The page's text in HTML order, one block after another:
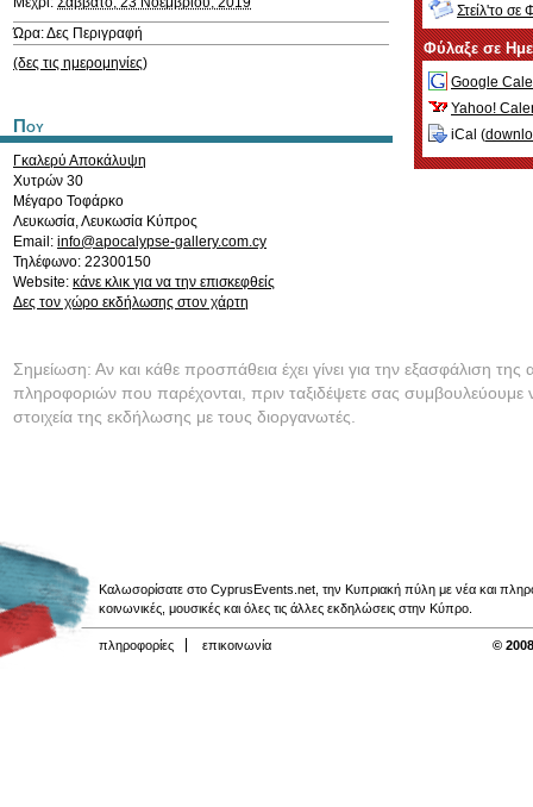
Ώρα: Δες Περιγραφή
(δες τις ημερομηνίες)
Που
Γκαλερύ Αποκάλυψη
Χυτρών 30
Μέγαρο Τοφάρκο
Λευκωσία,Λευκωσία Κύπρος
Email: info@apocalypse-gallery.com.cy
Τηλέφωνο: 22300150
Website: κάνε κλικ για να την επισκεφθείς
Δες τον χώρο εκδήλωσης στον χάρτη
Στείλ'το σε
Φύλαξε σε
Google
Yahoo!
iCal (
Σημείωση: Αν και κάθε προσπάθεια έχει γίνει για την εξασφάλιση της
πληροφοριών που παρέχονται, πριν ταξιδέψετε σας συμβουλεύουμε
στοιχεία της εκδήλωσης με τους διοργανωτές.
Καλωσορίσατε στο CyprusEvents.net, την Κυπριακή πύλη με νέα και
κοινωνικές, μουσικές και όλες τις άλλες εκδηλώσεις στην Κύπρο.
πληροφορίες επικοινωνία ©